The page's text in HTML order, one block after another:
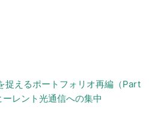
捉えるポートフォリオ再編（Part
レント光通信への集中